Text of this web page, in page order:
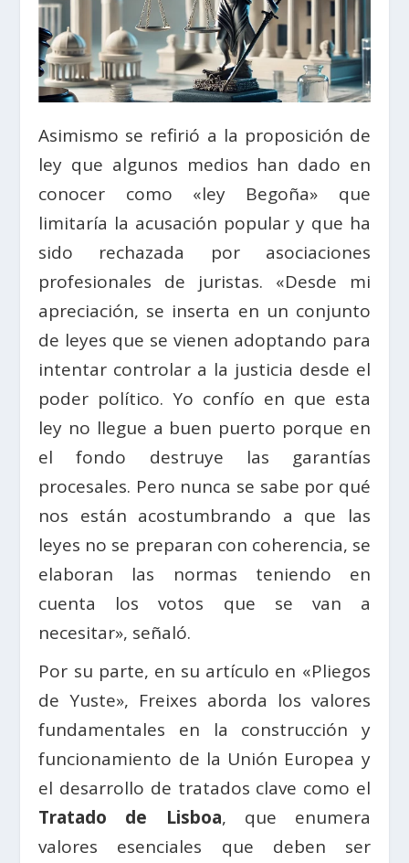
Asimismo se refirió a la proposición de
ley que algunos medios han dado en
conocer como «ley Begoña» que
limitaría la acusación popular y que ha
sido rechazada por asociaciones
profesionales de juristas. «Desde mi
apreciación, se inserta en un conjunto
de leyes que se vienen adoptando para
intentar controlar a la justicia desde el
poder político. Yo confío en que esta
ley no llegue a buen puerto porque en
el fondo destruye las garantías
procesales. Pero nunca se sabe por qué
nos están acostumbrando a que las
leyes no se preparan con coherencia, se
elaboran las normas teniendo en
cuenta los votos que se van a
necesitar», señaló.
Por su parte, en su artículo en «Pliegos
de Yuste», Freixes aborda los valores
fundamentales en la construcción y
funcionamiento de la Unión Europea y
el desarrollo de tratados clave como el
Tratado de Lisboa, que enumera
valores esenciales que deben ser